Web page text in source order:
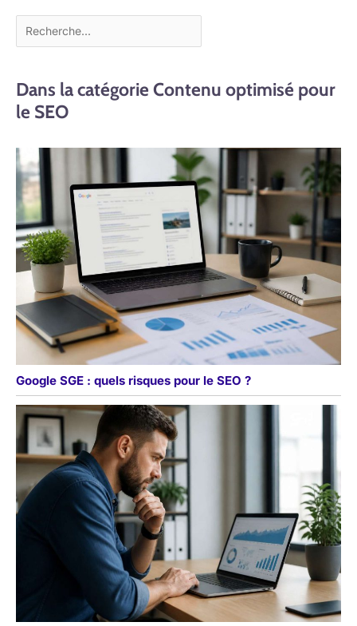
Dans la catégorie Contenu optimisé pour
le SEO
Google SGE : quels risques pour le SEO ?